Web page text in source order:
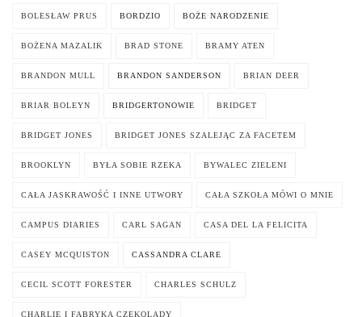
BOLESŁAW PRUS BORDZIO BOŻE NARODZENIE
BOŻENA MAZALIK BRAD STONE BRAMY ATEN
BRANDON MULL BRANDON SANDERSON BRIAN DEER
BRIAR BOLEYN BRIDGERTONOWIE BRIDGET
BRIDGET JONES BRIDGET JONES SZALEJĄC ZA FACETEM
BROOKLYN BYŁA SOBIE RZEKA BYWALEC ZIELENI
CAŁA JASKRAWOŚĆ I INNE UTWORY CAŁA SZKOŁA MÓWI O MNIE
CAMPUS DIARIES CARL SAGAN CASA DEL LA FELICITA
CASEY MCQUISTON CASSANDRA CLARE
CECIL SCOTT FORESTER CHARLES SCHULZ
CHARLIE I FABRYKA CZEKOLADY